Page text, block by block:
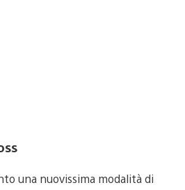
una nuovissima modalità di